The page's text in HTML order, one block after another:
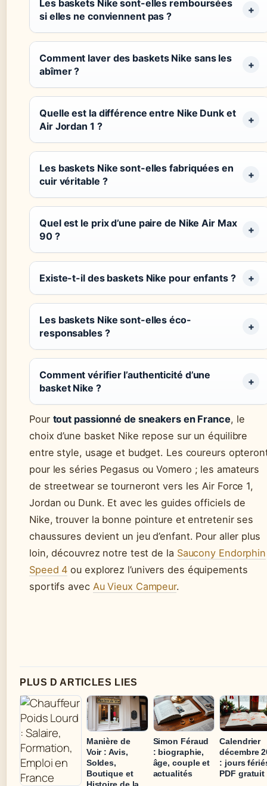
Les baskets Nike sont-elles remboursées
si elles ne conviennent pas ?
Comment laver des baskets Nike sans les
abîmer ?
Quelle est la différence entre Nike Dunk et
Air Jordan 1 ?
Les baskets Nike sont-elles fabriquées en
cuir véritable ?
Quel est le prix d’une paire de Nike Air Max
90 ?
Existe-t-il des baskets Nike pour enfants ?
Les baskets Nike sont-elles éco-
responsables ?
Comment vérifier l’authenticité d’une
basket Nike ?
Pour tout passionné de sneakers en France, le
choix d’une basket Nike repose sur un équilibre
entre style, usage et budget. Les coureurs
pour les séries Pegasus ou Vomero ; les amateurs
de streetwear se tourneront vers les Air Force 1,
Jordan ou Dunk. Et avec les guides officiels de
Nike, trouver la bonne pointure et entretenir ses
chaussures devient un jeu d’enfant. Pour aller plus
loin, découvrez notre test de la Saucony Endorphin
Speed 4 ou explorez l’univers des équipements
sportifs avec Au Vieux Campeur.
PLUS D ARTICLES LIES
Manière de
Voir : Avis,
Soldes,
Boutique et
Histoire de la
Simon Féraud
: biographie,
âge, couple et
actualités
Calendrier
décembre
: jours
PDF gratuit